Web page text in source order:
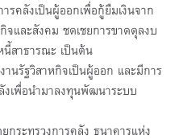
รคลังเป็นผู้ออกเพื่อกู้ยืมเงินจาก
และสังคม ชดเชยการขาดดุลงบ
สาธารณะ เป็นต้น
านรัฐวิสาหกิจเป็นผู้ออก และมีการ
งเพื่อนำมาลงทุนพัฒนาระบบ
กระทรวงการคลัง ธนาคารแห่ง